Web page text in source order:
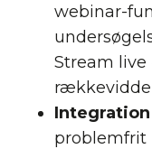
webinar-
Stream live
rækkevidde
problemfrit